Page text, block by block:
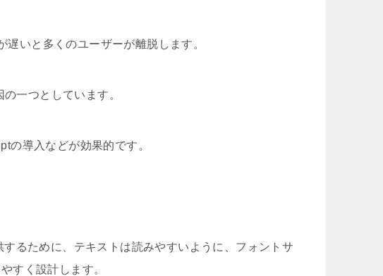
いと多くのユーザーが離脱します。
一つとしています。
の導入などが効果的です。
るために、テキストは読みやすいように、フォントサ
すく設計します。